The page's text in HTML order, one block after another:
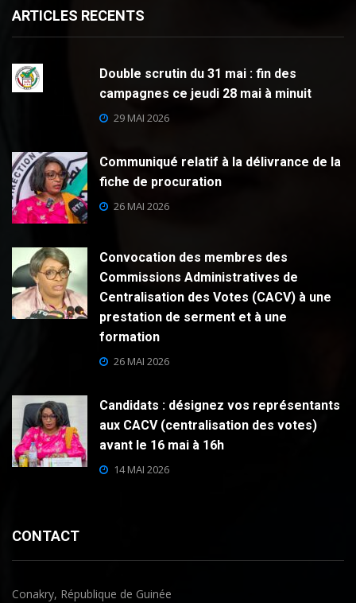
ARTICLES RECENTS
Double scrutin du 31 mai : fin des
campagnes ce jeudi 28 mai à minuit
29 MAI 2026
Communiqué relatif à la délivrance de la
fiche de procuration
26 MAI 2026
Convocation des membres des
Commissions Administratives de
Centralisation des Votes (CACV) à une
prestation de serment et à une
formation
26 MAI 2026
Candidats : désignez vos représentants
aux CACV (centralisation des votes)
avant le 16 mai à 16h
14 MAI 2026
CONTACT
Conakry, République de Guinée